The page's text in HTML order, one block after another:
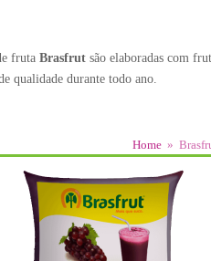
fruta Brasfrutsão elaboradas com
qualidade durante todo ano.
Home »